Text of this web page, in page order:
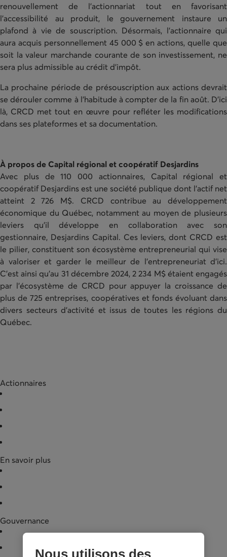
renouvellement de l’actionnariat tout en favorisant
l’accessibilité au produit, le gouvernement instaure un
plafond à vie de souscription. Désormais, l’actionnaire qui
aura acquis personnellement 45 000 $ en actions, quelle que
soit la valeur marchande courante de son investissement, ne
sera plus admissible au crédit d'impôt.
La prochaine période de présouscription aux actions devrait
se dérouler comme à l’habitude à compter de la fin août. D’ici
là, CRCD met tout en œuvre pour refléter les modifications
dans ses plateformes et sa documentation.
À propos de Capital régional et coopératif Desjardins
Avec plus de 110 000 actionnaires, Capital régional et
coopératif Desjardins est une société publique dont l’actif net
atteint 2 726 M$. CRCD contribue au développement
économique du Québec, notamment au moyen de plusieurs
leviers qu’il développe en collaboration avec son
gestionnaire, Desjardins Capital. Ces leviers, dont CRCD est
le pilier, constituent son écosystème entrepreneurial qui vise
à valoriser et garder le meilleur de l’entrepreneuriat d’ici.
C’est ainsi qu’au 31 décembre 2024, 2 234 M$ étaient engagés
par l’écosystème de CRCD pour appuyer la croissance de
plus de 725 entreprises, coopératives et fonds évoluant dans
divers secteurs d’activité et issus de toutes les régions du
Québec.
Actionnaires
En savoir plus
Gouvernance
Conseil d'administration
Assemblée générale annuelle
Nous utilisons des